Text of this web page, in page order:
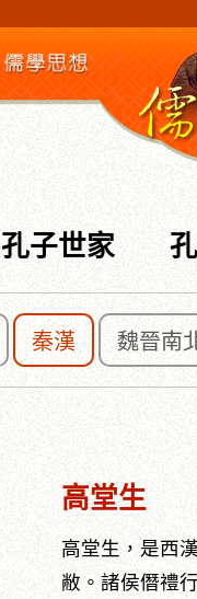
孔子世家
秦漢 魏晉南
高堂生
高堂生，是西
敝。諸侯僭禮